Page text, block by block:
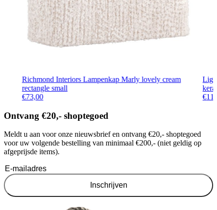
Richmond Interiors Lampenkap Marly lovely cream
rectangle small
€73,00
€
Ontvang €20,- shoptegoed
Meldt u aan voor onze nieuwsbrief en ontvang €20,- shoptegoed
voor uw volgende bestelling van minimaal €200,- (niet geldig op
afgeprijsde items).
Inschrijven